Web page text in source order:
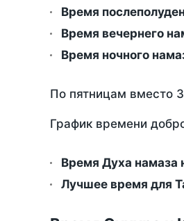
Время
Время вечернего
Время ночного
По пятницам вместо
График времени
Время Духа намаза
Лучшее время для